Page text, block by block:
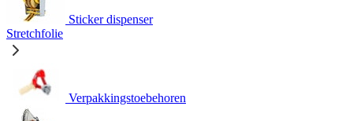
Sticker dispenser
Stretchfolie
Verpakkingstoebehoren